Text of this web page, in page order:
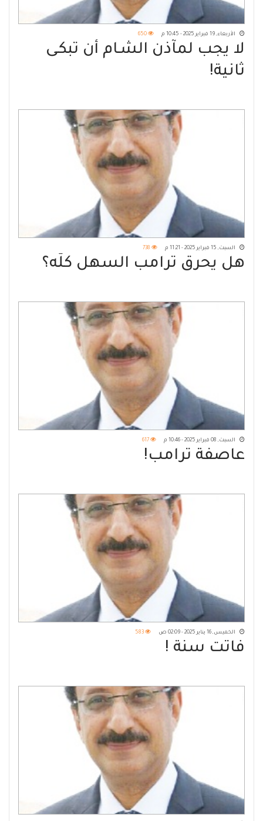
الأربعاء, 19 فبراير 2025 - 10:45 م 650
لا يجب لمآذن الشـام أن تبكـى
ثانية!
السبت, 15 فبراير 2025 - 11:21 م 738
هل يحرق ترامب السهل كلّه؟
السبت, 08 فبراير 2025 - 10:46 م 617
عاصفة ترامب!
الخميس, 16 يناير 2025 - 02:09 ص 583
فاتت سنة !